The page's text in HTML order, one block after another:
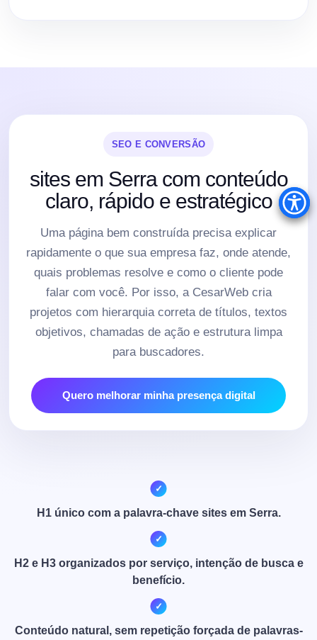
SEO E CONVERSÃO
sites em Serra com conteúdo
claro, rápido e estratégico
Uma página bem construída precisa explicar
rapidamente o que sua empresa faz, onde atende,
quais problemas resolve e como o cliente pode
falar com você. Por isso, a CesarWeb cria
projetos com hierarquia correta de títulos, textos
objetivos, chamadas de ação e estrutura limpa
para buscadores.
Quero melhorar minha presença digital
H1 único com a palavra-chave sites em Serra.
H2 e H3 organizados por serviço, intenção de busca e
benefício.
Conteúdo natural, sem repetição forçada de palavras-